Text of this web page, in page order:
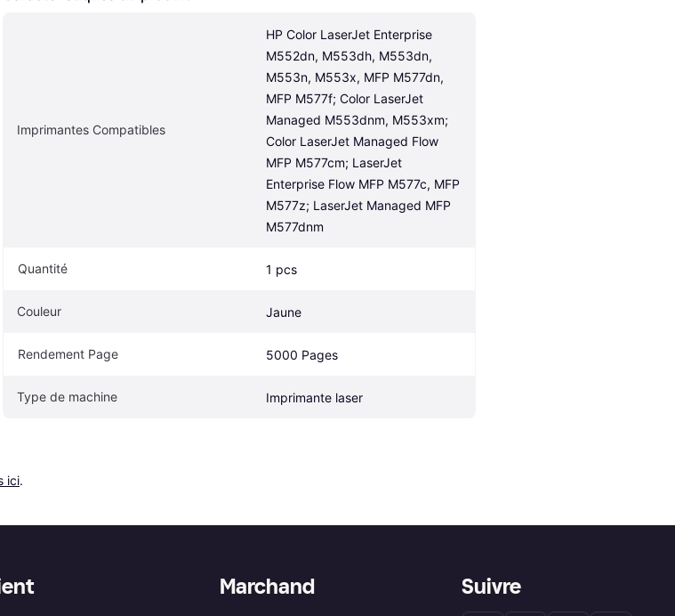
Imprimantes Compatibles
HP Color LaserJet Enterprise
M552dn, M553dh, M553dn,
M553n, M553x, MFP M577dn,
MFP M577f; Color LaserJet
Managed M553dnm, M553xm;
Color LaserJet Managed Flow
MFP M577cm; LaserJet
Enterprise Flow MFP M577c, MFP
M577z; LaserJet Managed MFP
M577dnm
Quantité 1 pcs
Couleur Jaune
Rendement Page 5000 Pages
Type de machine Imprimante laser
ici.
Marchand Suivre